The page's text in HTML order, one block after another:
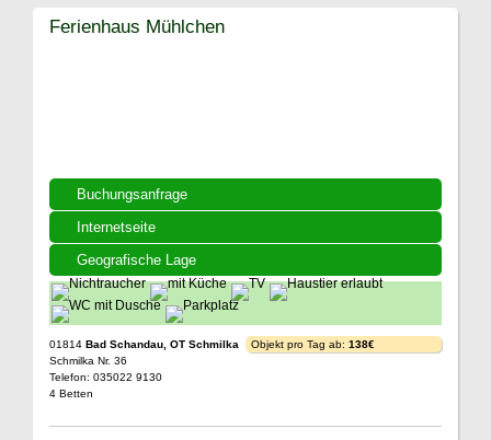
Buchungsanfrage
Internetseite
Geografische Lage
Ferienhaus Mühlchen
01814 Bad Schandau, OT Schmilka
Schmilka Nr. 36
Telefon: 035022 9130
4 Betten
Objekt pro Tag ab: 138€